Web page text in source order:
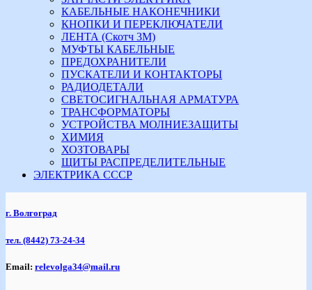
КАБЕЛЬНЫЕ НАКОНЕЧНИКИ
КНОПКИ И ПЕРЕКЛЮЧАТЕЛИ
ЛЕНТА (Скотч 3М)
МУФТЫ КАБЕЛЬНЫЕ
ПРЕДОХРАНИТЕЛИ
ПУСКАТЕЛИ И КОНТАКТОРЫ
РАДИОДЕТАЛИ
СВЕТОСИГНАЛЬНАЯ АРМАТУРА
ТРАНСФОРМАТОРЫ
УСТРОЙСТВА МОЛНИЕЗАЩИТЫ
ХИМИЯ
ХОЗТОВАРЫ
ЩИТЫ РАСПРЕДЕЛИТЕЛЬНЫЕ
ЭЛЕКТРИКА СССР
г. Волгоград
тел. (8442) 73-24-34
Email: relevolga34@mail.ru